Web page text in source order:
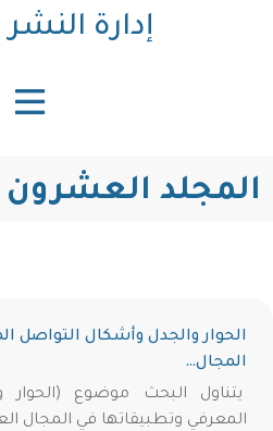
إدارة
المجلد العشرون
الحوار والجدل وأشكال التواصل
المجال…
يتناول البحث موضوع (الحوار
المعرفي وتطبيقاتها في المجال